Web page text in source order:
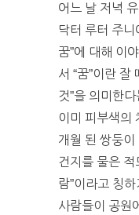
어느 날 저녁
닥터 루터 주니
꿈”에 대해 이
서 “꿈”이란 잘
것”을 의미한
이미 피부색의
개월 된 쌍둥이
건지를 물은 적
람”이라고 칭
사람들이 공원